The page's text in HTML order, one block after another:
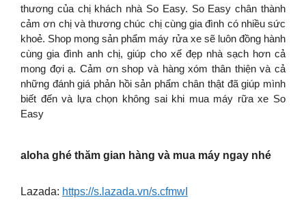
thương của chị khách nhà So Easy. So Easy chân thành
cảm ơn chị và thương chúc chị cùng gia đình có nhiều sức
khoẻ. Shop mong sản phẩm máy rửa xe sẽ luôn đồng hành
cùng gia đình anh chị, giúp cho xế đẹp nhà sạch hơn cả
mong đợi ạ. Cảm ơn shop và hàng xóm thân thiện và cả
những đánh giá phản hồi sản phẩm chân thật đã giúp mình
biết đến và lựa chọn không sai khi mua máy rữa xe So
Easy
aloha ghé thăm gian hàng và mua máy ngay nhé
Lazada: https://s.lazada.vn/s.cfmwI